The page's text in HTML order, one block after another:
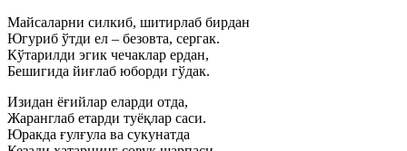
Майсаларни силкиб, шитирлаб бирдан
Югуриб ўтди ел – безовта, сергак.
Кўтарилди эгик чечаклар ердан,
Бешигида йиғлаб юборди гўдак.
Изидан ёғийлар еларди отда,
Жаранглаб етарди туёқлар саси.
Юракда ғулғула ва сукунатда